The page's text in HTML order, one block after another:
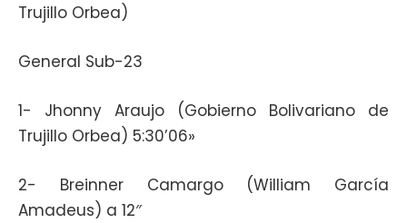
Trujillo Orbea)
General Sub-23
1- Jhonny Araujo (Gobierno Bolivariano de
Trujillo Orbea) 5:30’06»
2- Breinner Camargo (William García
Amadeus) a 12″